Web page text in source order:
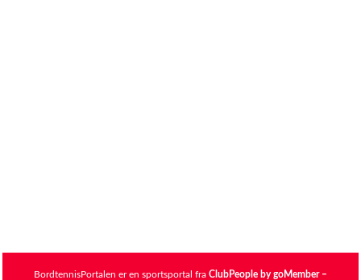
BordtennisPortalen er en sportsportal fra ClubPeople by goMember –